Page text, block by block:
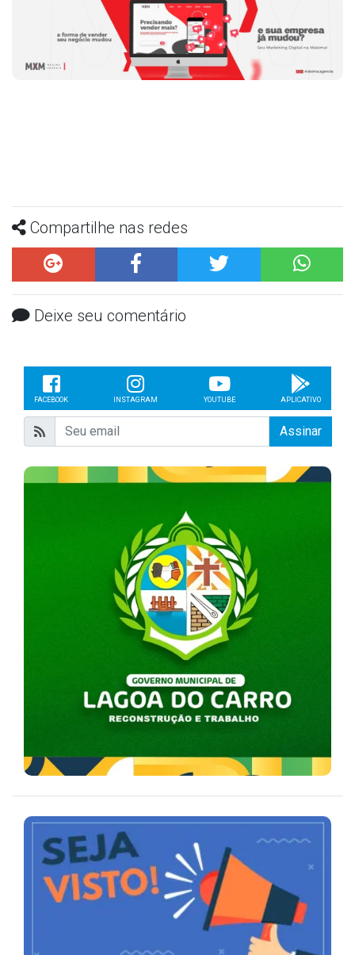
Compartilhe nas redes
Deixe seu comentário
FACEBOOK INSTAGRAM YOUTUBE APLICATIVO
Assinar